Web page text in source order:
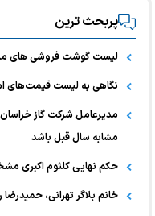
پربحث ترین
لیست گوشت فروشی های
نگاهی به لیست قیمت‌های
مدیرعامل شرکت گاز
مشابه سال قبل باشد
حکم نهایی کلثوم اکبری
خانم بلاگر تهرانی،